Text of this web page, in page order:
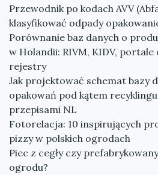
Przewodnik po kodach AVV
klasyfikować odpady
Porównanie baz danych o
w Holandii: RIVM, KIDV,
rejestry
Jak projektować schemat bazy
opakowań pod kątem
przepisami NL
Fotorelacja: 10 inspirujących
pizzy w polskich ogrodach
Piec z cegły czy
ogrodu?